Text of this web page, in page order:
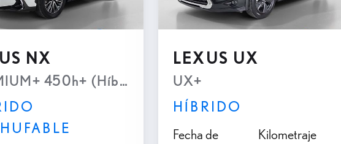
Automatica e-CVT (4X2)
NX
450h+ (Híbrido Enchufable)
LEXUS UX
UX+
HÍBRIDO
Fecha de
Kilometraje